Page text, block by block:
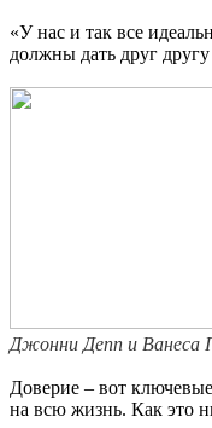
«У нас и так все
должны дать друг
Джонни Депп и Ванеса
Доверие – вот
на всю жизнь. Как это